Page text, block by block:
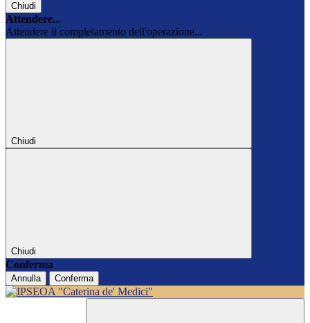
Chiudi
Attendere...
Attendere il completamento dell'operazione...
Chiudi
Chiudi
Conferma
Annulla Conferma